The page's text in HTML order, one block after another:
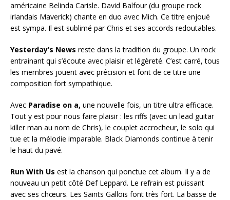
américaine Belinda Carisle. David Balfour (du groupe rock
irlandais Maverick) chante en duo avec Mich. Ce titre enjoué
est sympa. Il est sublimé par Chris et ses accords redoutables.
Yesterday’s News reste dans la tradition du groupe. Un rock
entrainant qui s’écoute avec plaisir et légèreté. C’est carré, tous
les membres jouent avec précision et font de ce titre une
composition fort sympathique.
Avec Paradise on a, une nouvelle fois, un titre ultra efficace.
Tout y est pour nous faire plaisir : les riffs (avec un lead guitar
killer man au nom de Chris), le couplet accrocheur, le solo qui
tue et la mélodie imparable. Black Diamonds continue à tenir
le haut du pavé.
Run With Us est la chanson qui ponctue cet album. Il y a de
nouveau un petit côté Def Leppard. Le refrain est puissant
avec ses chœurs. Les Saints Gallois font très fort. La basse de